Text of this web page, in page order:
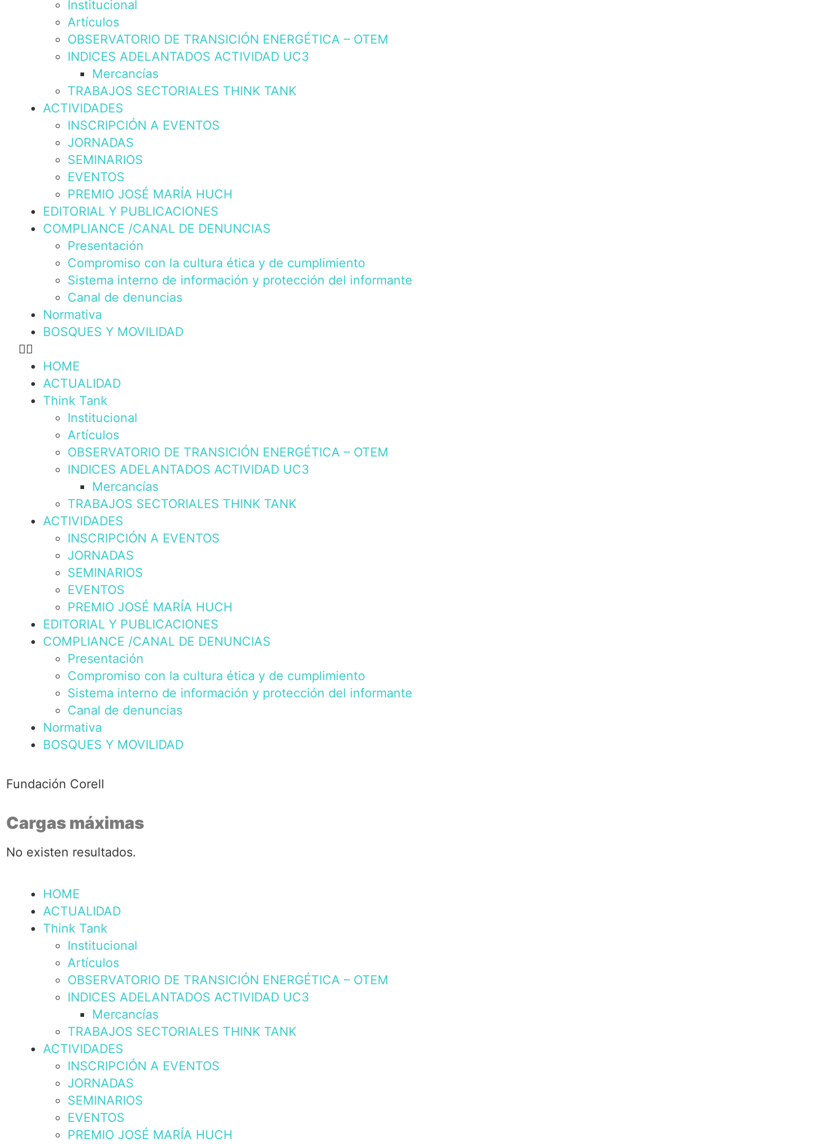
Institucional
Artículos
OBSERVATORIO DE TRANSICIÓN ENERGÉTICA – OTEM
INDICES ADELANTADOS ACTIVIDAD UC3
Mercancías
TRABAJOS SECTORIALES THINK TANK
ACTIVIDADES
INSCRIPCIÓN A EVENTOS
JORNADAS
SEMINARIOS
EVENTOS
PREMIO JOSÉ MARÍA HUCH
EDITORIAL Y PUBLICACIONES
COMPLIANCE /CANAL DE DENUNCIAS
Presentación
Compromiso con la cultura ética y de cumplimiento
Sistema interno de información y protección del informante
Canal de denuncias
Normativa
BOSQUES Y MOVILIDAD
HOME
ACTUALIDAD
Think Tank
Institucional
Artículos
OBSERVATORIO DE TRANSICIÓN ENERGÉTICA – OTEM
INDICES ADELANTADOS ACTIVIDAD UC3
Mercancías
TRABAJOS SECTORIALES THINK TANK
ACTIVIDADES
INSCRIPCIÓN A EVENTOS
JORNADAS
SEMINARIOS
EVENTOS
PREMIO JOSÉ MARÍA HUCH
EDITORIAL Y PUBLICACIONES
COMPLIANCE /CANAL DE DENUNCIAS
Presentación
Compromiso con la cultura ética y de cumplimiento
Sistema interno de información y protección del informante
Canal de denuncias
Normativa
BOSQUES Y MOVILIDAD
Fundación Corell
Cargas máximas
No existen resultados.
HOME
ACTUALIDAD
Think Tank
Institucional
Artículos
OBSERVATORIO DE TRANSICIÓN ENERGÉTICA – OTEM
INDICES ADELANTADOS ACTIVIDAD UC3
Mercancías
TRABAJOS SECTORIALES THINK TANK
ACTIVIDADES
INSCRIPCIÓN A EVENTOS
JORNADAS
SEMINARIOS
EVENTOS
PREMIO JOSÉ MARÍA HUCH